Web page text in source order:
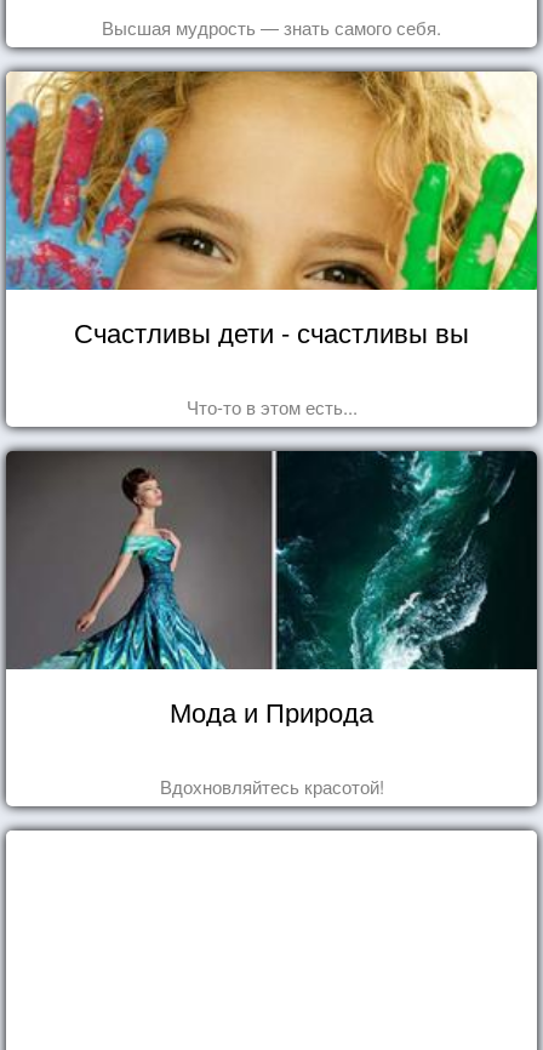
Высшая мудрость — знать самого себя.
Счастливы дети - счастливы вы
Что-то в этом есть...
Мода и Природа
Вдохновляйтесь красотой!